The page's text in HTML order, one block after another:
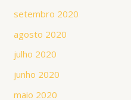
setembro 2020
agosto 2020
julho 2020
junho 2020
maio 2020